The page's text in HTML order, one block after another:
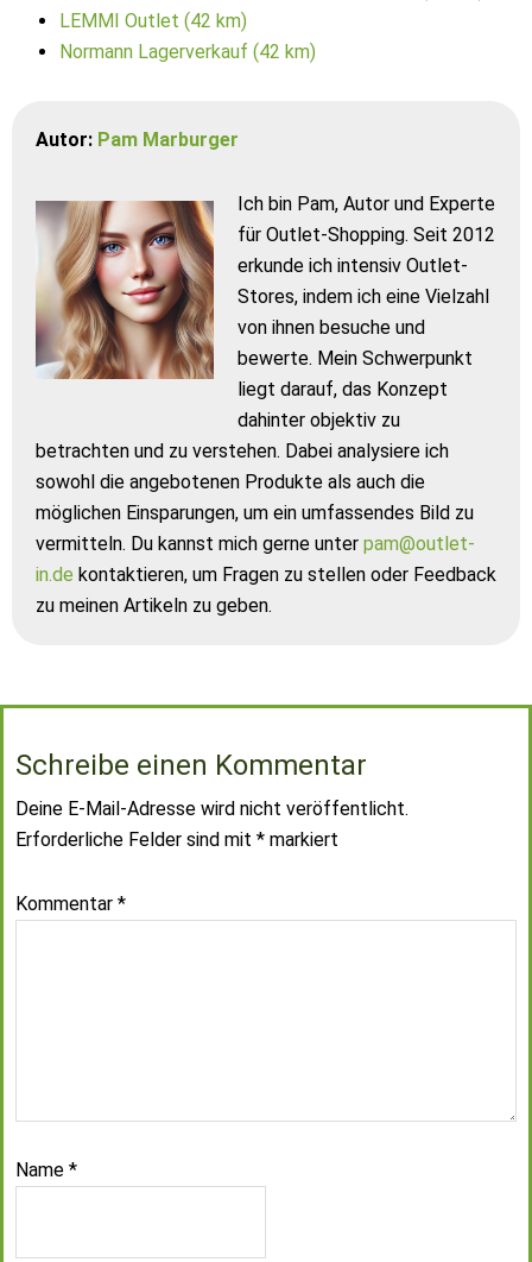
LEMMI Outlet (42 km)
Normann Lagerverkauf (42 km)
Autor: Pam Marburger
Ich bin Pam, Autor und Experte
für Outlet-Shopping. Seit 2012
erkunde ich intensiv Outlet-
Stores, indem ich eine Vielzahl
von ihnen besuche und
bewerte. Mein Schwerpunkt
liegt darauf, das Konzept
dahinter objektiv zu
betrachten und zu verstehen. Dabei analysiere ich
sowohl die angebotenen Produkte als auch die
möglichen Einsparungen, um ein umfassendes Bild zu
vermitteln. Du kannst mich gerne unter pam@outlet-
in.de kontaktieren, um Fragen zu stellen oder Feedback
zu meinen Artikeln zu geben.
Schreibe einen Kommentar
Deine E-Mail-Adresse wird nicht veröffentlicht.
Erforderliche Felder sind mit * markiert
Kommentar *
Name *